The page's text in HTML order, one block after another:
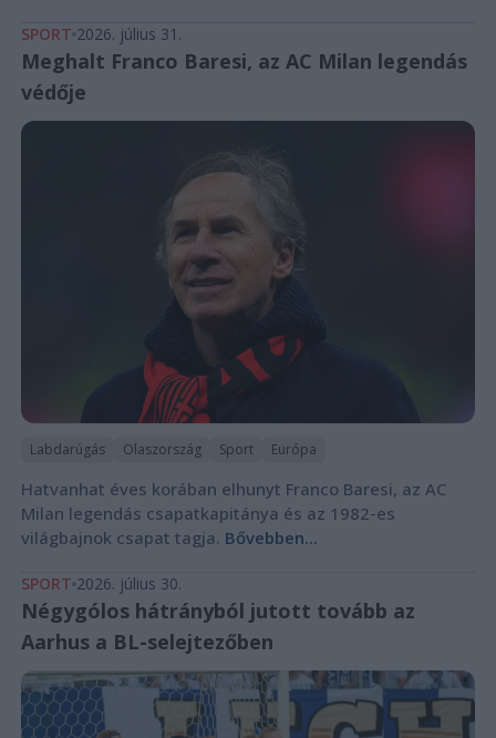
SPORT 2026. július 31.
Meghalt Franco Baresi, az AC Milan legendás
védője
Labdarúgás Olaszország Sport Európa
Hatvanhat éves korában elhunyt Franco Baresi, az AC
Milan legendás csapatkapitánya és az 1982-es
világbajnok csapat tagja. Bővebben...
SPORT 2026. július 30.
Négygólos hátrányból jutott tovább az
Aarhus a BL-selejtezőben